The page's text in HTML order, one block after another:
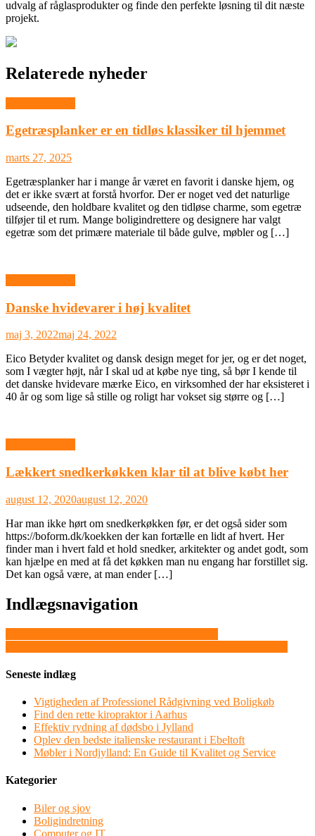
udvalg af råglasprodukter og finde den perfekte løsning til dit næste
projekt.
Relaterede nyheder
Egetræsplanker er en tidløs klassiker til hjemmet
marts 27, 2025
Egetræsplanker har i mange år været en favorit i danske hjem, og
det er ikke svært at forstå hvorfor. Der er noget ved det naturlige
udseende, den holdbare kvalitet og den tidløse charme, som egetræ
tilføjer til et rum. Mange boligindrettere og designere har valgt
egetræ som det primære materiale til både gulve, møbler og […]
Danske hvidevarer i høj kvalitet
maj 3, 2022maj 24, 2022
Eico Betyder kvalitet og dansk design meget for jer, og er det noget,
som I vægter højt, når I skal ud at købe nye ting, så bør I kende til
det danske hvidevare mærke Eico, en virksomhed der har eksisteret i
40 år og som lige så stille og roligt har vokset sig større og […]
Lækkert snedkerkøkken klar til at blive købt her
august 12, 2020august 12, 2020
Har man ikke hørt om snedkerkøkken før, er det også sider som
https://boform.dk/koekken der kan fortælle en lidt af hvert. Her
finder man i hvert fald et hold snedker, arkitekter og andet godt, som
kan hjælpe en med at få det køkken man nu engang har forstillet sig.
Det kan også være, at man ender […]
Indlægsnavigation
Seneste indlæg
Vigtigheden af Professionel Rådgivning ved Boligkøb
Find den rette kiropraktor i Aarhus
Effektiv rydning af dødsbo i Jylland
Oplev den bedste italienske restaurant i Ebeltoft
Møbler i Nordjylland: En Guide til Kvalitet og Service
Kategorier
Biler og sjov
Boligindretning
Computer og IT